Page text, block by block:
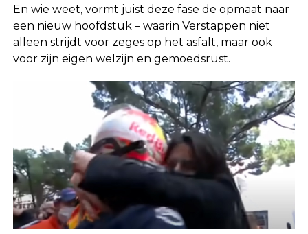
En wie weet, vormt juist deze fase de opmaat naar
een nieuw hoofdstuk – waarin Verstappen niet
alleen strijdt voor zeges op het asfalt, maar ook
voor zijn eigen welzijn en gemoedsrust.